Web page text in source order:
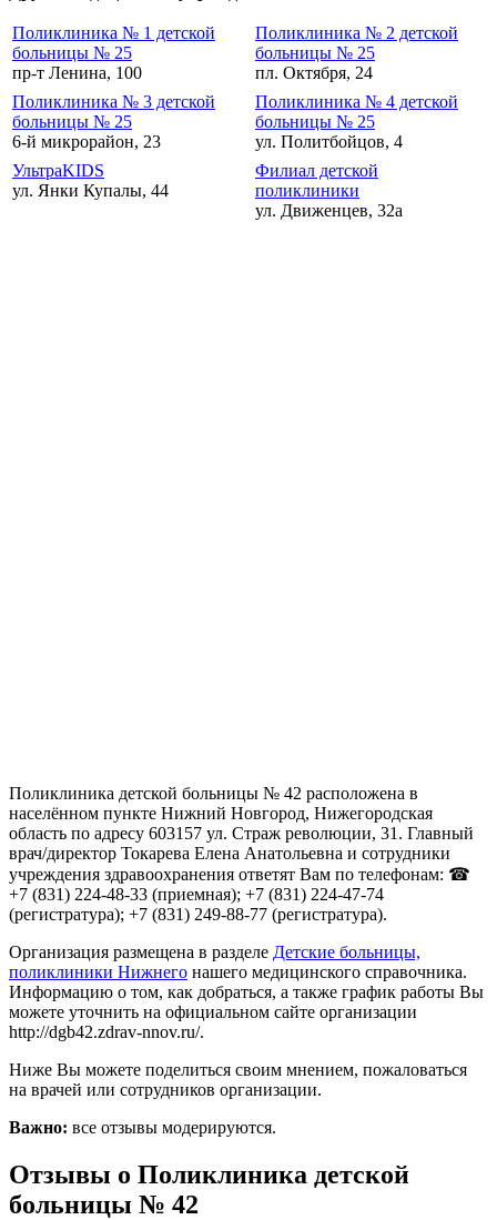
Поликлиника № 1 детской
больницы № 25
пр-т Ленина, 100
Поликлиника № 2 детской
больницы № 25
пл. Октября, 24
Поликлиника № 3 детской
больницы № 25
6-й микрорайон, 23
Поликлиника № 4 детской
больницы № 25
ул. Политбойцов, 4
УльтраKIDS
ул. Янки Купалы, 44
Филиал детской
поликлиники
ул. Движенцев, 32а
Поликлиника детской больницы № 42 расположена в
населённом пункте Нижний Новгород, Нижегородская
область по адресу 603157 ул. Страж революции, 31. Главный
врач/директор Токарева Елена Анатольевна и сотрудники
учреждения здравоохранения ответят Вам по телефонам: ☎
+7 (831) 224-48-33 (приемная); +7 (831) 224-47-74
(регистратура); +7 (831) 249-88-77 (регистратура).
Организация размещена в разделе Детские больницы,
поликлиники Нижнего нашего медицинского справочника.
Информацию о том, как добраться, а также график работы Вы
можете уточнить на официальном сайте организации
http://dgb42.zdrav-nnov.ru/.
Ниже Вы можете поделиться своим мнением, пожаловаться
на врачей или сотрудников организации.
Важно: все отзывы модерируются.
Отзывы о Поликлиника детской
больницы № 42